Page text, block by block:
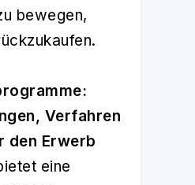
bewegen,
Verfahren
den Erwerb
eine